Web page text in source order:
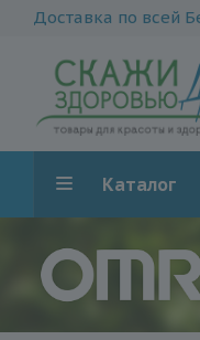
Доставка по всей
Каталог